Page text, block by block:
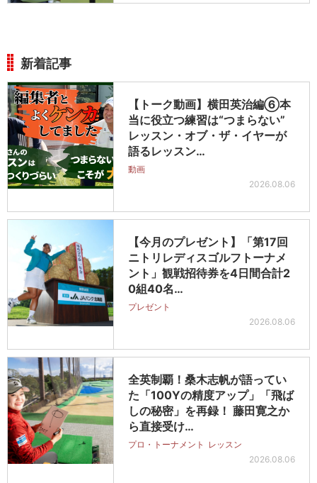
新着記事
【トーク動画】横田英治編⑥本
当に役立つ練習は“つまらない”
レッスン・オブ・ザ・イヤーが
語るレッスン…
動画
2026.08.06
【今月のプレゼント】「第17回
ニトリレディスゴルフトーナメ
ント」観戦招待券を4日間合計2
0組40名…
プレゼント
2026.08.06
全英制覇！桑木志帆が語ってい
た「100Yの精度アップ」「飛ば
しの秘密」を再録！ 藤田寛之か
ら直接受け…
プロ・トーナメント レッスン
2026.08.06